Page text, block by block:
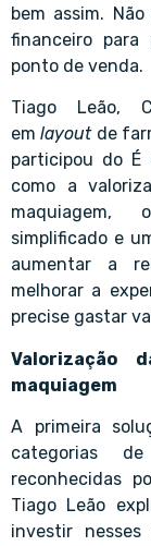
bem assim.
financeiro para
ponto de venda.
Tiago Leão,
emlayoutde
participou do É
como a
maquiagem,
simplificado e
aumentar a
melhorar a
precise gastar
Valorização
maquiagem
A primeira
categorias
reconhecidas
Tiago Leão
investir